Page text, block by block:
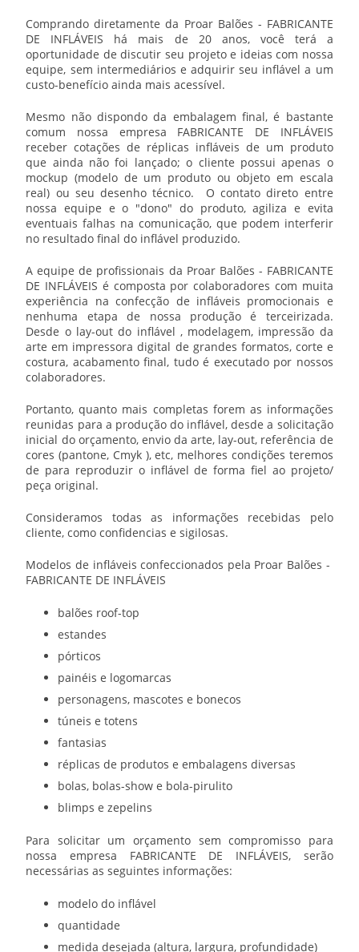
Comprando diretamente da Proar Balões - FABRICANTE
DE INFLÁVEIS há mais de 20 anos, você terá a
oportunidade de discutir seu projeto e ideias com nossa
equipe, sem intermediários e adquirir seu inflável a um
custo-benefício ainda mais acessível.
Mesmo não dispondo da embalagem final, é bastante
comum nossa empresa FABRICANTE DE INFLÁVEIS
receber cotações de réplicas infláveis de um produto
que ainda não foi lançado; o cliente possui apenas o
mockup (modelo de um produto ou objeto em escala
real) ou seu desenho técnico. O contato direto entre
nossa equipe e o "dono" do produto, agiliza e evita
eventuais falhas na comunicação, que podem interferir
no resultado final do inflável produzido.
A equipe de profissionais da Proar Balões - FABRICANTE
DE INFLÁVEIS é composta por colaboradores com muita
experiência na confecção de infláveis promocionais e
nenhuma etapa de nossa produção é terceirizada.
Desde o lay-out do inflável , modelagem, impressão da
arte em impressora digital de grandes formatos, corte e
costura, acabamento final, tudo é executado por nossos
colaboradores.
Portanto, quanto mais completas forem as informações
reunidas para a produção do inflável, desde a solicitação
inicial do orçamento, envio da arte, lay-out, referência de
cores (pantone, Cmyk ), etc, melhores condições teremos
de para reproduzir o inflável de forma fiel ao projeto/
peça original.
Consideramos todas as informações recebidas pelo
cliente, como confidencias e sigilosas.
Modelos de infláveis confeccionados pela Proar Balões -
FABRICANTE DE INFLÁVEIS
balões roof-top
estandes
pórticos
painéis e logomarcas
personagens, mascotes e bonecos
túneis e totens
fantasias
réplicas de produtos e embalagens diversas
bolas, bolas-show e bola-pirulito
blimps e zepelins
Para solicitar um orçamento sem compromisso para
nossa empresa FABRICANTE DE INFLÁVEIS, serão
necessárias as seguintes informações:
modelo do inflável
quantidade
medida desejada (altura, largura, profundidade)